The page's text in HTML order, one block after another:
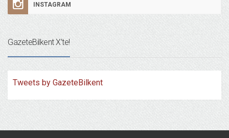
INSTAGRAM
GazeteBilkent X’te!
Tweets by GazeteBilkent